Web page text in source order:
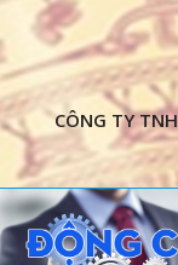
CÔNG TY